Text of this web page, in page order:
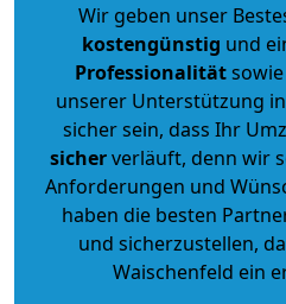
Wir geben unser
kostengünstig und
Professionalität
unserer Unterstützung
sicher sein, dass Ihr
sicherverläuft, denn wir
Anforderungen und
haben die besten
und sicherzustellen,
Waischenfeld ein